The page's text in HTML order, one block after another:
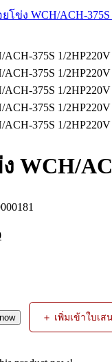
WCH/
Current
price
＋ เพิ่มเข้าใบเส